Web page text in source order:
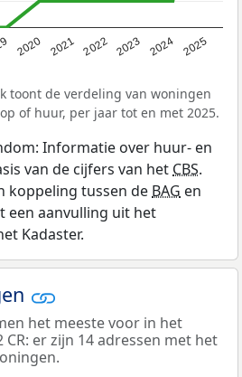
2020 2021 2022 2023 2024 2025
toont de verdeling van woningen
of huur, per jaar tot en met 2025.
Informatie over huur- en
van de cijfers van hetCBS.
koppeling tussen deBAG en
een aanvulling uit het
Kadaster.
het meeste voor in het
er zijn 14 adressen met het